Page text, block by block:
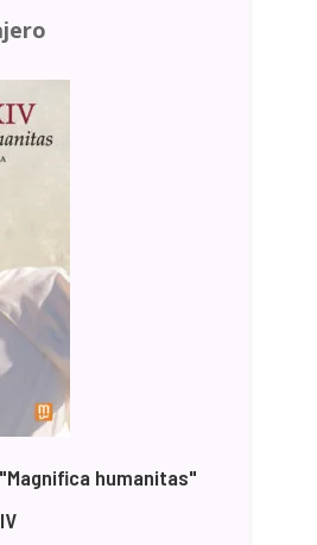
humanitas"